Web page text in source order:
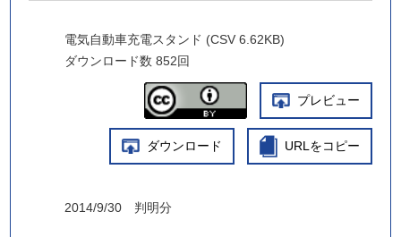
電気自動車充電スタンド (CSV 6.62KB)
ダウンロード数 852回
プレビュー
ダウンロード URLをコピー
2014/9/30 判明分